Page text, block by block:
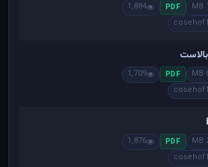
PDF
1,884
PDF
1,709
PDF
1,876